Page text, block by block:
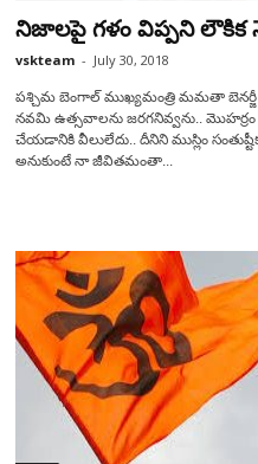
నిజాలపై గళం విప్పని లౌకిక
vskteam - July 30, 2018
పశ్చిమ బెంగాల్ ముఖ్యమంత్రి మమతా బెనర్జీ
నవమి ఉత్సవాలను జరగనివ్వను.. మొహర్రం
చేయడానికి వీలులేదు.. దీనిని ముస్లిం
అనుకుంటే నా జీవితమంతా...